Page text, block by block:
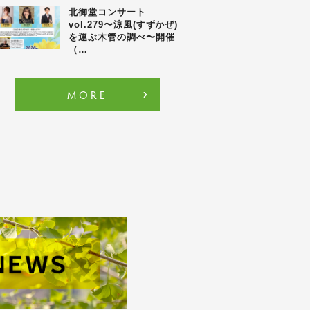
北御堂コンサート
vol.279〜涼風(すずかぜ)
を運ぶ木管の調べ〜開催
（…
MORE